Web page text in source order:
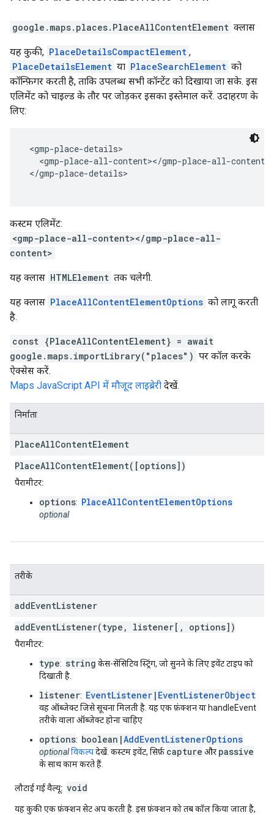
google.maps.places. PlaceAllContentElement क्लास
यह कुकी, PlaceDetailsCompactElement ,
PlaceDetailsElement या PlaceSearchElement को
कॉन्फ़िगर करती है, ताकि उपलब्ध सभी कॉन्टेंट को दिखाया जा सके. इस
एलिमेंट को चाइल्ड के तौर पर जोड़कर इसका इस्तेमाल करें. उदाहरण के
लिए:
<gmp-place-details>
<gmp-place-all-content></gmp-place-all-content>
</gmp-place-details>
कस्टम एलिमेंट:
<gmp-place-all-content></gmp-place-all-
content>
यह क्लास HTMLElement तक चलेगी.
यह क्लास PlaceAllContentElementOptions को लागू करती
है.
const {PlaceAllContentElement} = await
google.maps.importLibrary("places") पर कॉल करके
ऐक्सेस करें.
Maps JavaScript API में मौजूद लाइब्रेरी देखें.
निर्माता
PlaceAllContentElement
PlaceAllContentElement([options])
पैरामीटर:
options: PlaceAllContentElementOptions
optional
तरीके
addEventListener
addEventListener(type, listener[, options])
पैरामीटर:
type: string केस-सेंसिटिव स्ट्रिंग, जो सुनने के लिए इवेंट टाइप को
दिखाती है.
listener: EventListener | EventListenerObject
वह ऑब्जेक्ट जिसे सूचना मिलती है. यह एक फ़ंक्शन या handleEvent
तरीके वाला ऑब्जेक्ट होना चाहिए
options: boolean|AddEventListenerOptions
optionalविकल्पदेखें. कस्टम इवेंट, सिर्फ़ capture और passive
के साथ काम करते हैं.
लौटाई गई वैल्यू: void
यह कुकी एक फ़ंक्शन सेट अप करती है. इस फ़ंक्शन को तब कॉल किया जाता है,